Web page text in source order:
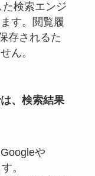
検索エンジ
す。閲覧履
存されるた
ん。
、検索結果
や
。